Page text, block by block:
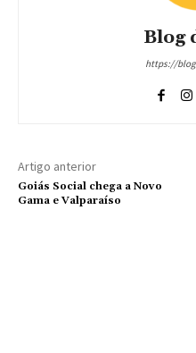
Blog
https://
Artigo anterior
Goiás Social chega a Novo
Gama e Valparaíso